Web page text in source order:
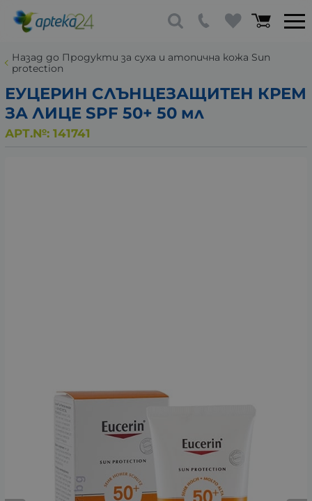
Назад до Продукти за суха и атопична кожа Sun
protection
ЕУЦЕРИН СЛЪНЦЕЗАЩИТЕН КРЕМ
ЗА ЛИЦЕ SPF 50+ 50 мл
АРТ.№: 141741